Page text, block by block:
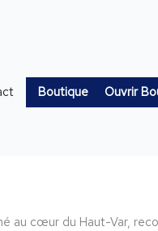
Boutique Ouvrir
au cœur du Haut-Var,